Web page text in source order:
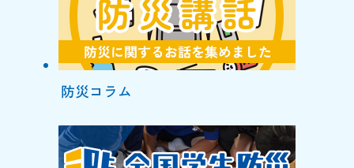
防災コラム